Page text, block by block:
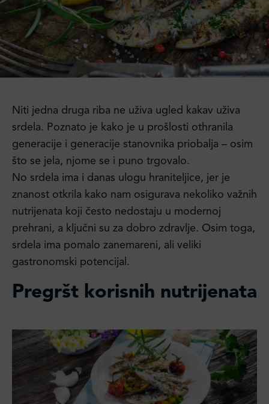
Niti jedna druga riba ne uživa ugled kakav uživa
srdela. Poznato je kako je u prošlosti othranila
generacije i generacije stanovnika priobalja – osim
što se jela, njome se i puno trgovalo.
No srdela ima i danas ulogu hraniteljice, jer je
znanost otkrila kako nam osigurava nekoliko važnih
nutrijenata koji često nedostaju u modernoj
prehrani, a ključni su za dobro zdravlje. Osim toga,
srdela ima pomalo zanemareni, ali veliki
gastronomski potencijal.
Pregršt korisnih nutrijenata